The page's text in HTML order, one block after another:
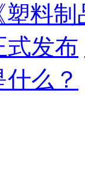
塑料
式发布
么？